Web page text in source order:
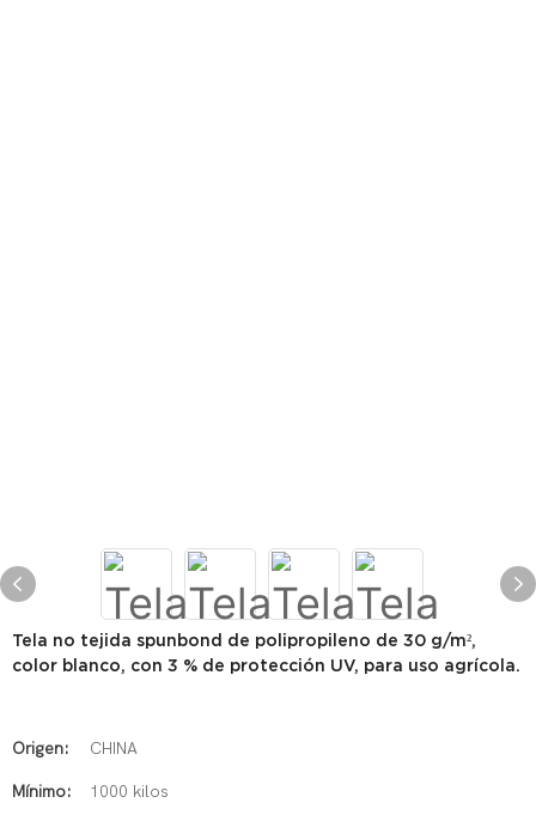
Tela no tejida spunbond de polipropileno de 30 g/m²,
color blanco, con 3 % de protección UV, para uso agrícola.
Origen: CHINA
Mínimo: 1000 kilos